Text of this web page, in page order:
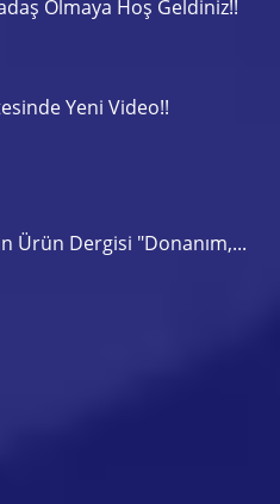
Olmaya Hoş Geldiniz!!
Yeni Video!!
Ürün Dergisi "Donanım,...